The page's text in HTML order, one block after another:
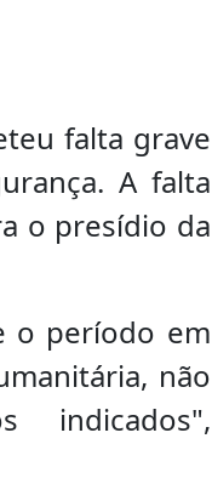
falta grave
A falta
o presídio da
o período em
não
indicados",